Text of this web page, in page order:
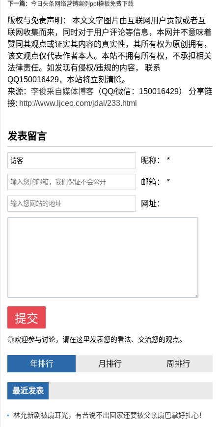
下一篇： 今日头条网络营销案例ppt模板免费下载
版权与免责声明： 本文文字图片由互联网用户贡献或者互
联网收集而来，同时对于用户评论等信息，本网并不意味着
赞同其观点或证实其内容的真实性，其所有权为原创拥有，
该文观点仅代表作者本人。本站不拥有所有权，不承担相关
法律责任。如发现有侵权/违规的内容， 联系
QQ150016429，本站将立刻清除。
来源： 李俊采自媒体博客 （QQ/微信：150016429） 分享链
接: http://www.ljceo.com/jdal/233.html
发表留言
昵称： *
邮箱： *
网址：
◎欢迎参与讨论，请在这里发表您的看法、交流您的观点。
年排行 月排行 周排行
最近发表
林允新剧被扇耳光，有苦说不出回家还要被父亲扇巴掌好扎心！